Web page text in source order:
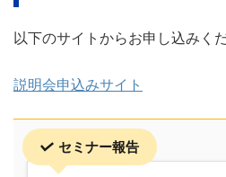
以下のサイトからお申し込みくだ
説明会申込みサイト
セミナー報告